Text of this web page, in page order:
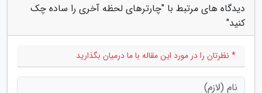
دیدگاه های مرتبط با "چارترهای لحظه آخری را ساده چک
کنید"
* نظرتان را در مورد این مقاله با ما درمیان بگذارید